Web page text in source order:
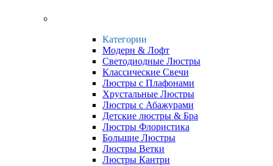
Категории
Модерн & Лофт
Светодиодные Люстры
Классические Свечи
Люстры с Плафонами
Хрустальные Люстры
Люстры с Абажурами
Детские люстры & Бра
Люстры Флористика
Большие Люстры
Люстры Ветки
Люстры Кантри